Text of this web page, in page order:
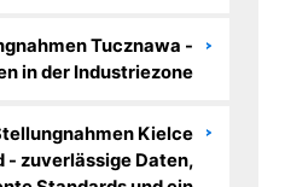
Tucznawa -
in der Industriezone
Kielce
- zuverlässige Daten,